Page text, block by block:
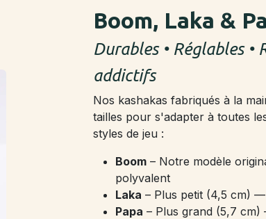
Boom, Laka &
Durables • Réglables •
addictifs
Nos kashakas fabriqués à la
tailles pour s'adapter à toutes
styles de jeu :​
Boom – Notre modèle
polyvalent
Laka – Plus petit (4,5 cm)
Papa – Plus grand (5,7